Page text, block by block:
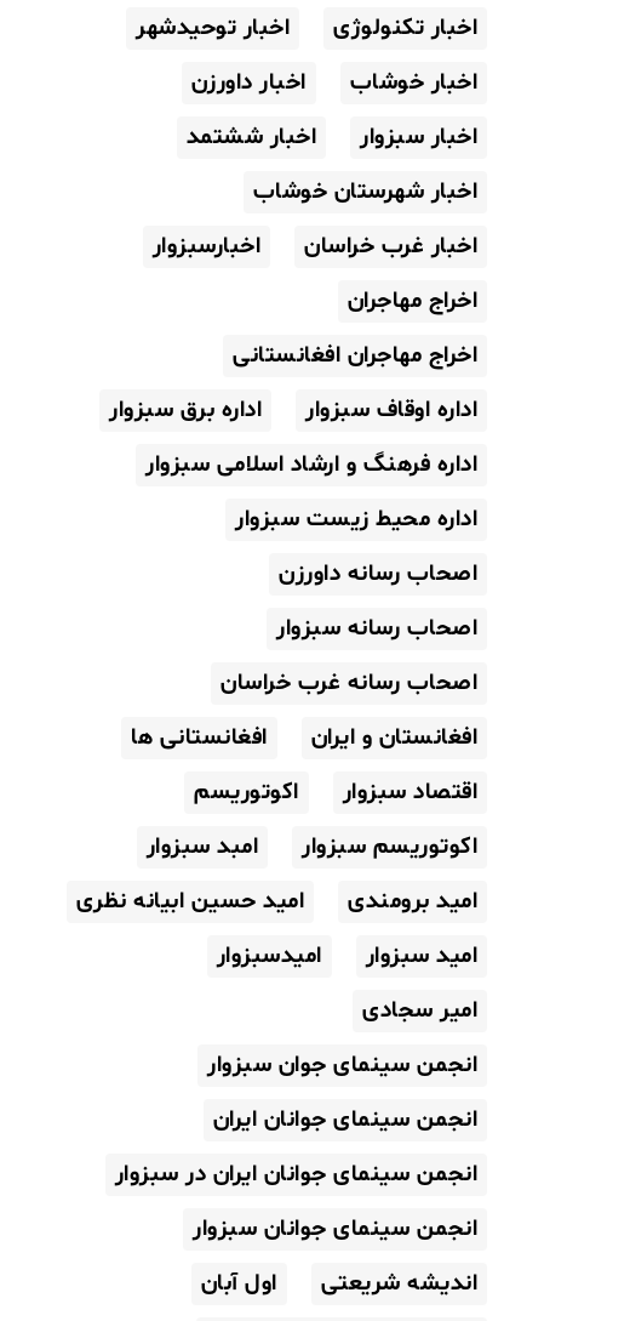
اخبار تکنولوژی
اخبار توحیدشهر
اخبار خوشاب
اخبار داورزن
اخبار سبزوار
اخبار ششتمد
اخبار شهرستان خوشاب
اخبار غرب خراسان
اخبارسبزوار
اخراج مهاجران
اخراج مهاجران افغانستانی
اداره اوقاف سبزوار
اداره برق سبزوار
اداره فرهنگ و ارشاد اسلامی سبزوار
اداره محیط زیست سبزوار
اصحاب رسانه داورزن
اصحاب رسانه سبزوار
اصحاب رسانه غرب خراسان
افغانستان و ایران
افغانستانی ها
اقتصاد سبزوار
اکوتوریسم
اکوتوریسم سبزوار
امبد سبزوار
امید برومندی
امید حسین ابیانه نظری
امید سبزوار
امیدسبزوار
امیر سجادی
انجمن سینمای جوان سبزوار
انجمن سینمای جوانان ایران
انجمن سینمای جوانان ایران در سبزوار
انجمن سینمای جوانان سبزوار
اندیشه شریعتی
اول آبان